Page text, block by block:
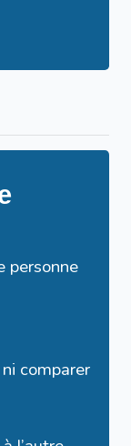
personne
comparer